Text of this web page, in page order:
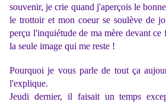
souvenir, je crie quand j'aperçois le
le trottoir et mon coeur se soulève de
perçu l'inquiétude de ma mère devant
la seule image qui me reste !
Pourquoi je vous parle de tout ça
l'explique.
Jeudi dernier, il faisait un temps